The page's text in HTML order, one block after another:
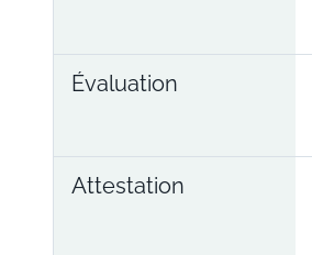
Évaluation
Attestation